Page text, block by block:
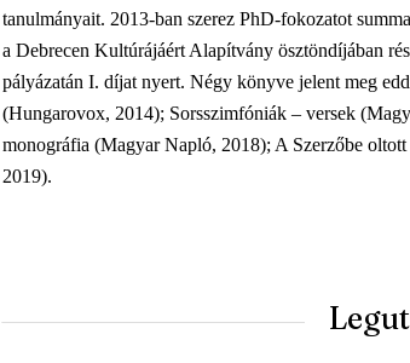
tanulmányait. 2013-ban szerez PhD-fokozatot
a Debrecen Kultúrájáért Alapítvány ösztöndíjában
pályázatán I. díjat nyert. Négy könyve jelent meg
(Hungarovox, 2014); Sorsszimfóniák – versek
monográfia (Magyar Napló, 2018); A Szerzőbe
2019).